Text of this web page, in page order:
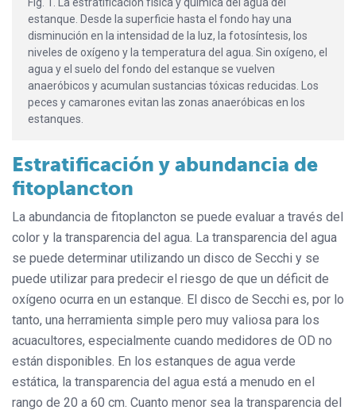
estanque. Desde la superficie hasta el fondo hay una
disminución en la intensidad de la luz, la fotosíntesis, los
niveles de oxígeno y la temperatura del agua. Sin oxígeno, el
agua y el suelo del fondo del estanque se vuelven
anaeróbicos y acumulan sustancias tóxicas reducidas. Los
peces y camarones evitan las zonas anaeróbicas en los
estanques.
Estratificación y abundancia de
fitoplancton
La abundancia de fitoplancton se puede evaluar a través del
color y la transparencia del agua. La transparencia del agua
se puede determinar utilizando un disco de Secchi y se
puede utilizar para predecir el riesgo de que un déficit de
oxígeno ocurra en un estanque. El disco de Secchi es, por lo
tanto, una herramienta simple pero muy valiosa para los
acuacultores, especialmente cuando medidores de OD no
están disponibles. En los estanques de agua verde
estática, la transparencia del agua está a menudo en el
rango de 20 a 60 cm. Cuanto menor sea la transparencia del